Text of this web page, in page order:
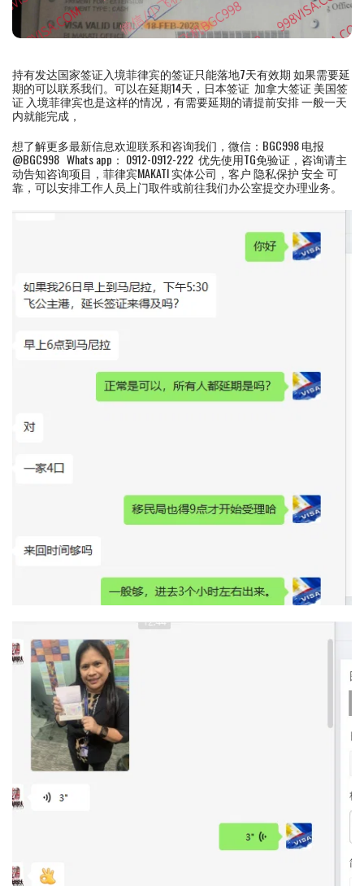
持有发达国家签证入境菲律宾的签证只能落地7天有效期 如果需要延
期的可以联系我们。可以在延期14天，日本签证 加拿大签证 美国签
证 入境菲律宾也是这样的情况，有需要延期的请提前安排 一般一天
内就能完成，
想了解更多最新信息欢迎联系和咨询我们，微信：BGC998 电报
@BGC998 Whats app： 0912-0912-222 优先使用TG免验证，咨询请主
动告知咨询项目，菲律宾MAKATI 实体公司，客户 隐私保护 安全 可
靠，可以安排工作人员上门取件或前往我们办公室提交办理业务。